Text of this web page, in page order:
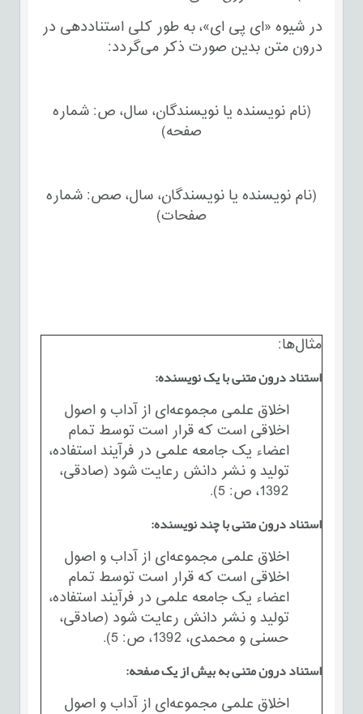
در شیوه «ای پی ای»، به طور کلی استناددهی در
درون متن بدین صورت ذکر می‌گردد:
(نام نویسنده یا نویسندگان، سال، ص: شماره
صفحه‌)
(نام نویسنده یا نویسندگان، سال، صص: شماره
صفحات‌)
مثال‌ها:
استناد درون متنی با یک نویسنده:
اخلاق علمی مجموعه‌ای از آداب و اصول
اخلاقی است که قرار است توسط تمام
اعضاء یک جامعه علمی در فرآیند استفاده،
تولید و نشر دانش رعایت شود (صادقی،
1392، ص: 5).
استناد درون متنی با چند نویسنده:
اخلاق علمی مجموعه‌ای از آداب و اصول
اخلاقی است که قرار است توسط تمام
اعضاء یک جامعه علمی در فرآیند استفاده،
تولید و نشر دانش رعایت شود (صادقی،
حسنی و محمدی، 1392، ص: 5).
استناد درون متنی به بیش از یک صفحه:
اخلاق علمی مجموعه‌ای از آداب و اصول